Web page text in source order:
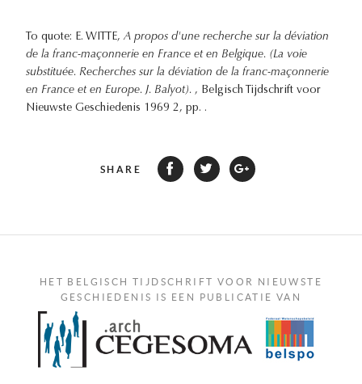
To quote: E. WITTE, A propos d'une recherche sur la déviation
de la franc-maçonnerie en France et en Belgique. (La voie
substituée. Recherches sur la déviation de la franc-maçonnerie
en France et en Europe. J. Balyot). , Belgisch Tijdschrift voor
Nieuwste Geschiedenis 1969 2, pp. .
SHARE
HET BELGISCH TIJDSCHRIFT VOOR NIEUWSTE
GESCHIEDENIS IS EEN PUBLICATIE VAN